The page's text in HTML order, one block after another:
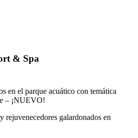
& Spa
en el parque acuático con temática
– ¡NUEVO!
rejuvenecedores galardonados en